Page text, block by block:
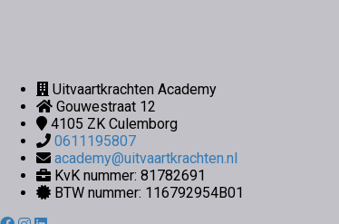
Uitvaartkrachten Academy
Gouwestraat 12
4105 ZK Culemborg
0611195807
academy@uitvaartkrachten.nl
KvK nummer: 81782691
BTW nummer: 116792954B01